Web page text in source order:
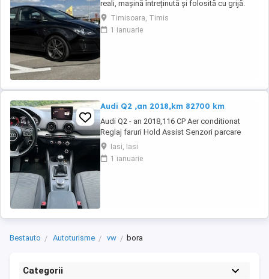
reali, mașină întreținută și folosită cu grijă.
Motor 1.4 TSI, confortabilă, spațioasă și
economică, ideală atât pentru oraș cât și
pentru drumuri lungi. Anvelope de vară Pirelli
Timisoara, Timis
1 ianuarie
Audi Q2 ,an 2018,km 82700 km
Audi Q2 - an 2018,116 CP Aer conditionat
Reglaj faruri Hold Assist Senzori parcare
spate Zone climatice standard Navigatie
mare Roată de rezervă Tractiune fata Volan
din piele cu comenzi Atașare ISOFIX Scaun
Iasi, Iasi
1 ianuarie
Bestauto Autoturisme vw bora
Categorii